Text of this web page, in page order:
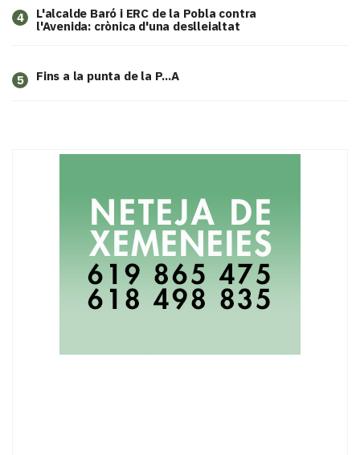
4
L'alcalde Baró i ERC de la Pobla contra
l'Avenida: crònica d'una deslleialtat
5 Fins a la punta de la P...A